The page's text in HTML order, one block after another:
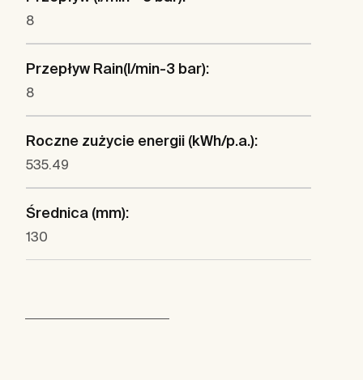
8
Przepływ Rain(l/min-3 bar):
8
Roczne zużycie energii (kWh/p.a.):
535.49
Średnica (mm):
130